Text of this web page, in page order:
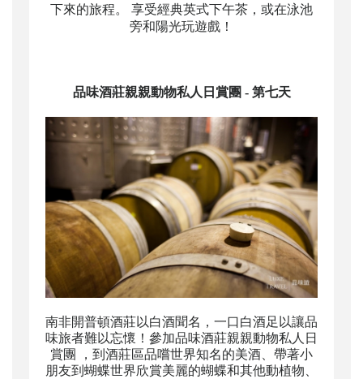
下來的旅程。 享受經典英式下午茶，或在泳池
旁和陽光玩遊戲！
品味酒莊親親動物私人日賞團 - 第七天
南非開普頓酒莊以白酒聞名，一口白酒足以讓品
味旅者難以忘懷！ 參加品味酒莊親親動物私人日
賞團
，到酒莊區品嚐世界知名的美酒、帶著小
朋友到蝴蝶世界欣賞美麗的蝴蝶和其他動植物、